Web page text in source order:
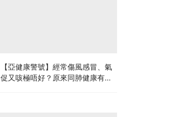
【亞健康警號】經常傷風感冒、氣
促又咳極唔好？原來同肺健康有